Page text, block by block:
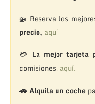
🚁 Reserva los
precio, aquí
💳 La mejor tarjeta
comisiones, aquí.
🚗Alquila un coche